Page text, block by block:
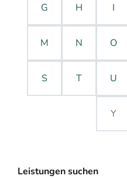
G H I
M N O
S T U
Y
Leistungen suchen